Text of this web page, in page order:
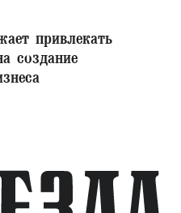
привлекать
создание